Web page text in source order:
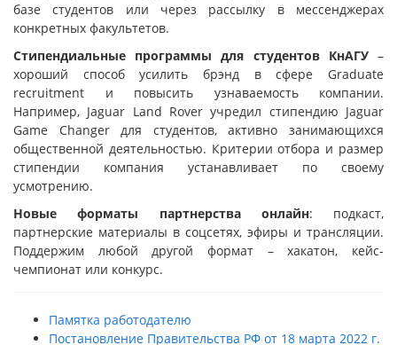
базе студентов или через рассылку в мессенджерах
конкретных факультетов.
Стипендиальные программы для студентов КнАГУ–
хороший способ усилить брэнд в сфере Graduate
recruitment и повысить узнаваемость компании.
Например, Jaguar Land Rover учредил стипендию Jaguar
Game Changer для студентов, активно занимающихся
общественной деятельностью. Критерии отбора и размер
стипендии компания устанавливает по своему
усмотрению.
Новые форматы партнерства онлайн: подкаст,
партнерские материалы в соцсетях, эфиры и трансляции.
Поддержим любой другой формат – хакатон, кейс-
чемпионат или конкурс.
Памятка работодателю
Постановление Правительства РФ от 18 марта 2022 г.